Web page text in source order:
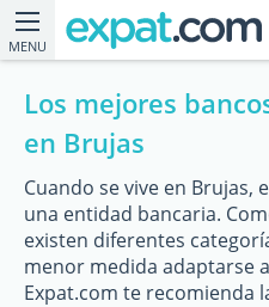
MENU
Los mejores
en Brujas
Cuando se vive en
una entidad bancaria.
existen diferentes
menor medida adaptarse
Expat.com te recomienda